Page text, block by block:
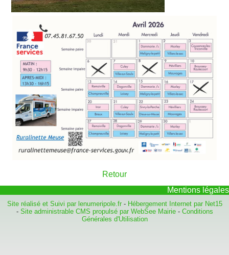
Retour
Mentions légales
Site réalisé et Suivi par lenumeripole.fr- Hébergement Internet par Net15
- Site administrable CMS propulsé par WebSee Mairie- Conditions
Générales d'Utilisation